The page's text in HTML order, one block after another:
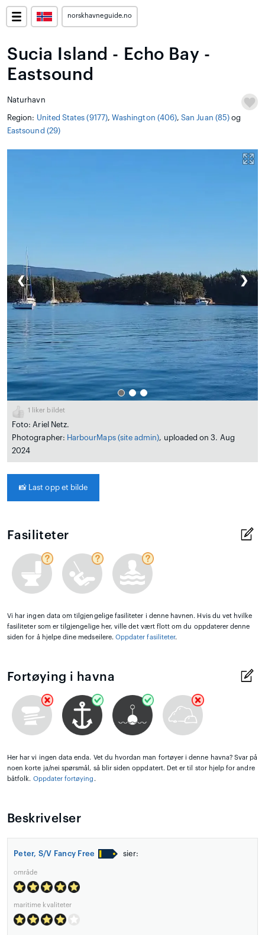
norskhavneguide.no
Sucia Island - Echo Bay -
Eastsound
Naturhavn
Region: United States (9177), Washington (406),San Juan (85) og
Eastsound (29)
❮ ❯
1 liker bildet
Foto: Ariel Netz.
Photographer: HarbourMaps (site admin), uploaded on 3. Aug
2024
📸 Last opp et bilde
Fasiliteter
Vi har ingen data om tilgjengelige fasiliteter i denne havnen. Hvis du vet hvilke
fasiliteter som er tilgjengelige her, ville det vært flott om du oppdaterer denne
siden for å hjelpe dine medseilere. Oppdater fasiliteter.
Fortøying i havna
Her har vi ingen data enda. Vet du hvordan man fortøyer i denne havna? Svar på
noen korte ja/nei spørsmål, så blir siden oppdatert. Det er til stor hjelp for andre
båtfolk. Oppdater fortøying .
Beskrivelser
Peter, S/V Fancy Free sier:
område
maritime kvaliteter